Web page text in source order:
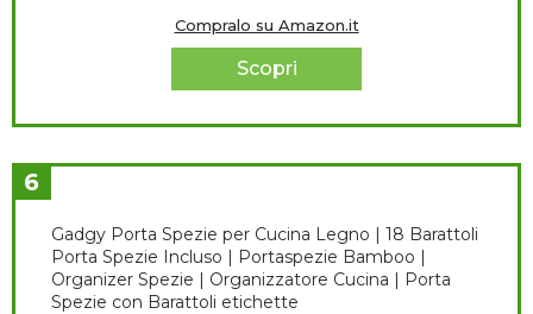
Compralo su Amazon.it
Scopri
6
Gadgy Porta Spezie per Cucina Legno | 18 Barattoli
Porta Spezie Incluso | Portaspezie Bamboo |
Organizer Spezie | Organizzatore Cucina | Porta
Spezie con Barattoli etichette